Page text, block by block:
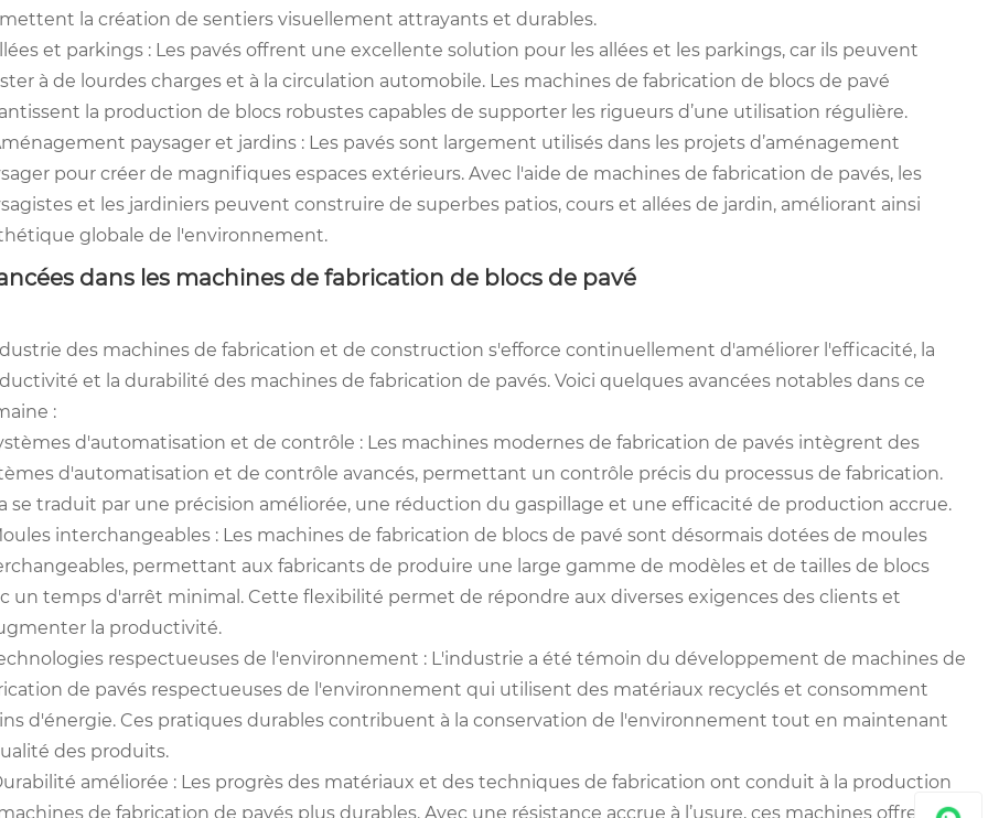
la création de sentiers visuellement attrayants et durables.
et parkings : Les pavés offrent une excellente solution pour les allées et les parkings, car ils peuvent
à de lourdes charges et à la circulation automobile. Les machines de fabrication de blocs de pavé
la production de blocs robustes capables de supporter les rigueurs d’une utilisation régulière.
paysager et jardins : Les pavés sont largement utilisés dans les projets d’aménagement
pour créer de magnifiques espaces extérieurs. Avec l'aide de machines de fabrication de pavés, les
et les jardiniers peuvent construire de superbes patios, cours et allées de jardin, améliorant ainsi
globale de l'environnement.
dans les machines de fabrication de blocs de pavé
des machines de fabrication et de construction s'efforce continuellement d'améliorer l'efficacité, la
et la durabilité des machines de fabrication de pavés. Voici quelques avancées notables dans ce
:
d'automatisation et de contrôle : Les machines modernes de fabrication de pavés intègrent des
d'automatisation et de contrôle avancés, permettant un contrôle précis du processus de fabrication.
se traduit par une précision améliorée, une réduction du gaspillage et une efficacité de production accrue.
interchangeables : Les machines de fabrication de blocs de pavé sont désormais dotées de moules
permettant aux fabricants de produire une large gamme de modèles et de tailles de blocs
un temps d'arrêt minimal. Cette flexibilité permet de répondre aux diverses exigences des clients et
la productivité.
respectueuses de l'environnement : L'industrie a été témoin du développement de machines de
de pavés respectueuses de l'environnement qui utilisent des matériaux recyclés et consomment
d'énergie. Ces pratiques durables contribuent à la conservation de l'environnement tout en maintenant
des produits.
améliorée : Les progrès des matériaux et des techniques de fabrication ont conduit à la production
de fabrication de pavés plus durables. Avec une résistance accrue à l’usure, ces machines offrent